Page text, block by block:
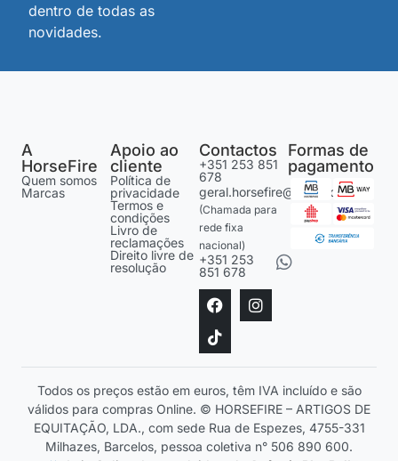
dentro de todas as
novidades.
A
HorseFire
Quem somos
Marcas
Apoio ao
cliente
Política de
privacidade
Termos e
condições
Livro de
reclamações
Direito livre de
resolução
Contactos
+351 253 851
678
geral.horsefire@gmail.com
(Chamada para
rede fixa
nacional)
+351 253
851 678
Formas de
pagamento
Todos os preços estão em euros, têm IVA incluído e são
válidos para compras Online. © HORSEFIRE – ARTIGOS DE
EQUITAÇÃO, LDA., com sede Rua de Espezes, 4755-331
Milhazes, Barcelos, pessoa coletiva n° 506 890 600.